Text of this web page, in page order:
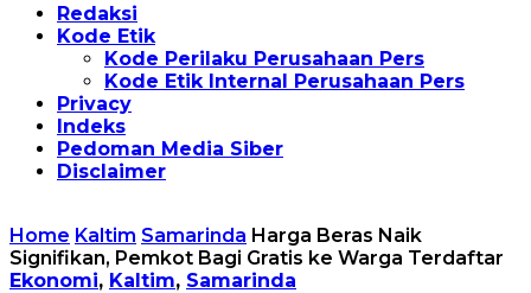
Redaksi
Kode Etik
Kode Perilaku Perusahaan Pers
Kode Etik Internal Perusahaan Pers
Privacy
Indeks
Pedoman Media Siber
Disclaimer
Home Kaltim Samarinda Harga Beras Naik
Signifikan, Pemkot Bagi Gratis ke Warga Terdaftar
Ekonomi, Kaltim, Samarinda